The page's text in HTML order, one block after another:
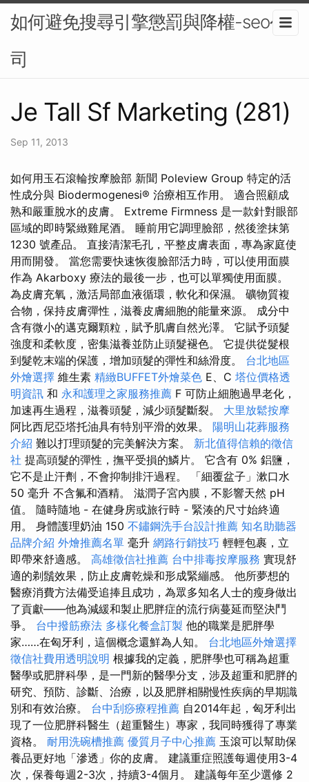
如何避免搜尋引擎懲罰與降權-seo公
司
Je Tall Sf Marketing (281)
Sep 11, 2013
如何用玉石滾輪按摩臉部 新聞 Poleview Group 特定的活
性成分與 Biodermogenesi® 治療相互作用。 適合照顧成
熟和嚴重脫水的皮膚。 Extreme Firmness 是一款針對眼部
區域的即時緊緻雞尾酒。 睡前用它調理臉部，然後塗抹第
1230 號產品。 直接清潔毛孔，平整皮膚表面，專為家庭使
用而開發。 當您需要快速恢復臉部活力時，可以使用面膜
作為 Akarboxy 療法的最後一步，也可以單獨使用面膜。
為皮膚充氧，激活局部血液循環，軟化和保濕。 礦物質複
合物，保持皮膚彈性，滋養皮膚細胞的能量來源。 成分中
含有微小的邁克爾顆粒，賦予肌膚自然光澤。 它賦予頭髮
強度和柔軟度，密集滋養並防止頭髮褪色。 它提供從髮根
到髮乾末端的保護，增加頭髮的彈性和絲滑度。 台北地區
外燴選擇 維生素 精緻BUFFET外燴菜色 E、C 塔位價格透
明資訊 和 永和護理之家服務推薦 F 可防止細胞過早老化，
加速再生過程，滋養頭髮，減少頭髮斷裂。 大里放鬆按摩
阿比西尼亞塔托油具有特別平滑的效果。 陽明山花葬服務
介紹 難以打理頭髮的完美解決方案。 新北值得信賴的徵信
社 提高頭髮的彈性，撫平受損的鱗片。 它含有 0% 鋁鹽，
它不是止汗劑，不會抑制排汗過程。 「細覆盆子」漱口水
50 毫升 不含氟和酒精。 滋潤子宮內膜，不影響天然 pH
值。 隨時隨地 - 在健身房或旅行時 - 緊湊的尺寸始終適
用。 身體護理奶油 150 不鏽鋼洗手台設計推薦 知名助聽器
品牌介紹 外燴推薦名單 毫升 網路行銷技巧 輕輕包裹，立
即帶來舒適感。 高雄徵信社推薦 台中排毒按摩服務 實現舒
適的剃鬚效果，防止皮膚乾燥和形成緊繃感。 他所夢想的
醫療消費方法備受追捧且成功，為眾多知名人士的瘦身做出
了貢獻——他為減緩和製止肥胖症的流行病蔓延而堅決鬥
爭。 台中撥筋療法 多樣化餐盒訂製 他的職業是肥胖學
家……在匈牙利，這個概念還鮮為人知。 台北地區外燴選擇
徵信社費用透明說明 根據我的定義，肥胖學也可稱為超重
醫學或肥胖科學，是一門新的醫學分支，涉及超重和肥胖的
研究、預防、診斷、治療，以及肥胖相關慢性疾病的早期識
別和有效治療。 台中刮痧療程推薦 自2014年起，匈牙利出
現了一位肥胖科醫生（超重醫生）專家，我同時獲得了專業
資格。 耐用洗碗槽推薦 優質月子中心推薦 玉滾可以幫助保
養品更好地「滲透」你的皮膚。 建議重症照護每週使用3-4
次，保養每週2-3次，持續3-4個月。 建議每年至少選修 2